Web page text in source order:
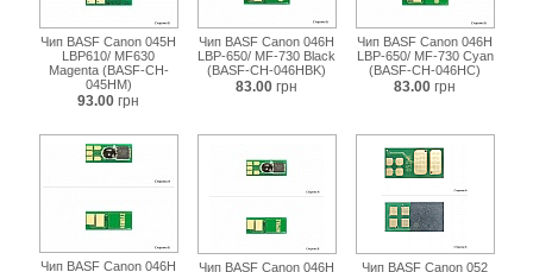
Чип BASF Canon 045H
LBP610/ MF630
Magenta (BASF-CH-
045HM)
93.00 грн
Чип BASF Canon 046H
LBP-650/ MF-730 Black
(BASF-CH-046HBK)
83.00 грн
Чип BASF Canon 046H
LBP-650/ MF-730 Cyan
(BASF-CH-046HC)
83.00 грн
Чип BASF Canon 046H
Чип BASF Canon 046H
Чип BASF Canon 052